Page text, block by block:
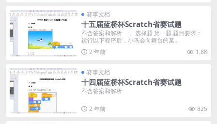
赛事文档
十五届蓝桥杯Scratch省赛试题
不含答案和解析 一、选择题 第一题 题目要求：
运行以下程序后，小鸟会向舞台的某...
2 年前
1.8K
赛事文档
十四届蓝桥杯Scratch省赛试题
不含答案和解析
2 年前 825